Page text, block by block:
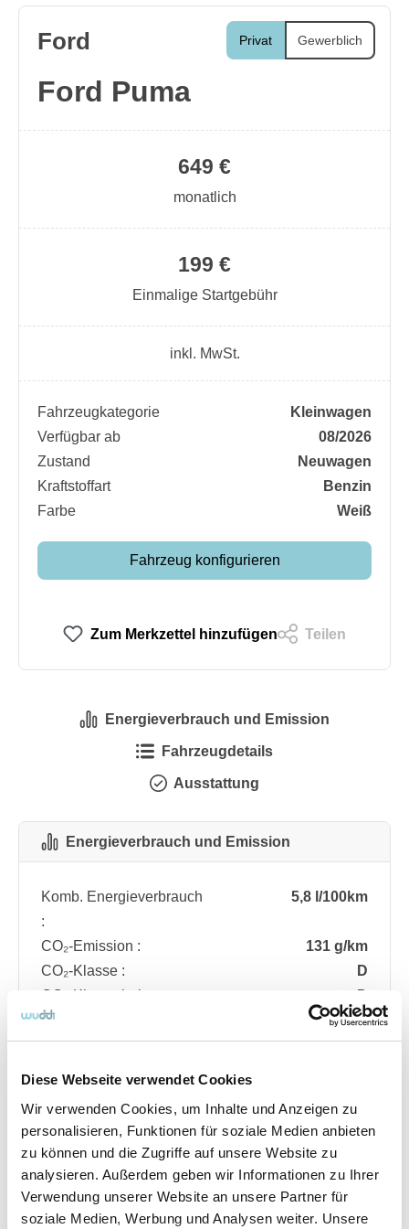
Diese Webseite verwendet Cookies
Wir verwenden Cookies, um Inhalte und Anzeigen zu
personalisieren, Funktionen für soziale Medien anbieten
zu können und die Zugriffe auf unsere Website zu
analysieren. Außerdem geben wir Informationen zu Ihrer
Verwendung unserer Website an unsere Partner für
soziale Medien, Werbung und Analysen weiter. Unsere
Privat Gewerblich
Ford
Ford Puma
199 €
Einmalige Startgebühr
649 €
monatlich
inkl. MwSt.
Fahrzeugkategorie
Kleinwagen
Verfügbar ab
08/2026
Zustand
Neuwagen
Kraftstoffart
Benzin
Farbe
Weiß
Fahrzeug konfigurieren
Zum Merkzettel hinzufügen Teilen
Energieverbrauch und Emission
Fahrzeugdetails
Ausstattung
Energieverbrauch und Emission
Komb. Energieverbrauch
:
5,8 l/100km
CO₂-Emission :
131 g/km
CO₂-Klasse :
D
CO₂-Klasse bei
entladener Batterie :
D
Fahrzeugdetails
Angebotsnummer
ABO74.771
Ausstattungslinie
ST Line
Verfügbar ab